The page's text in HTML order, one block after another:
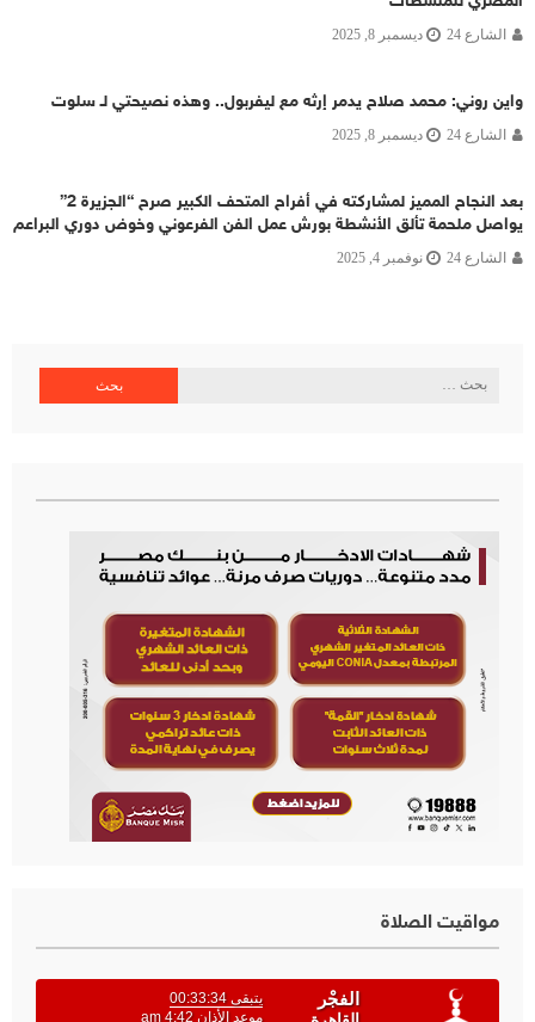
الشارع 24 ديسمبر 8, 2025
واين روني: محمد صلاح يدمر إرثه مع ليفربول.. وهذه نصيحتي لـ سلوت
الشارع 24 ديسمبر 8, 2025
بعد النجاح المميز لمشاركته في أفراح المتحف الكبير صرح “الجزيرة 2”
يواصل ملحمة تألق الأنشطة بورش عمل الفن الفرعوني وخوض دوري البراعم
الشارع 24 نوفمبر 4, 2025
البحث
مواقيت الصلاة